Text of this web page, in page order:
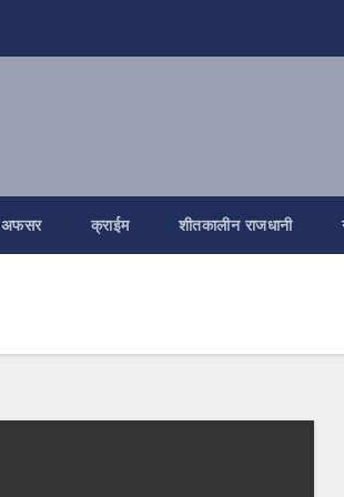
अफसर क्राईम शीतकालीन राजधानी